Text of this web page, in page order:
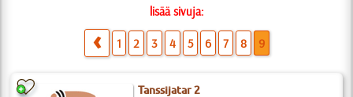
lisää sivuja:
1 2 3 4 5 6 7 8 9
Tanssijatar 2